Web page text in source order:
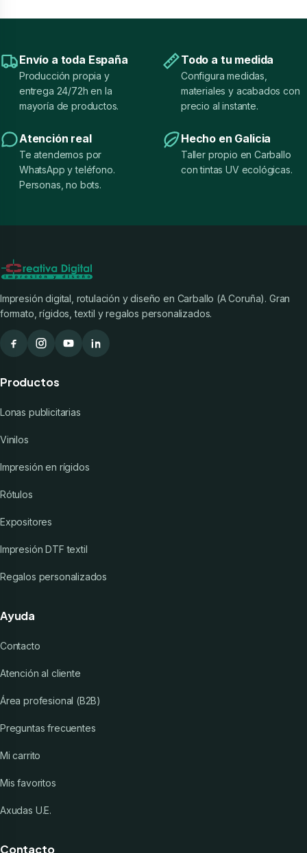
Envío a toda España
Producción propia y
entrega 24/72h en la
mayoría de productos.
Todo a tu medida
Configura medidas,
materiales y acabados con
precio al instante.
Atención real
Te atendemos por
WhatsApp y teléfono.
Personas, no bots.
Hecho en Galicia
Taller propio en Carballo
con tintas UV ecológicas.
Impresión digital, rotulación y diseño en Carballo (A Coruña). Gran
formato, rígidos, textil y regalos personalizados.
Productos
Lonas publicitarias
Vinilos
Impresión en rígidos
Rótulos
Expositores
Impresión DTF textil
Regalos personalizados
Ayuda
Contacto
Atención al cliente
Área profesional (B2B)
Preguntas frecuentes
Mi carrito
Mis favoritos
Axudas U.E.
Contacto